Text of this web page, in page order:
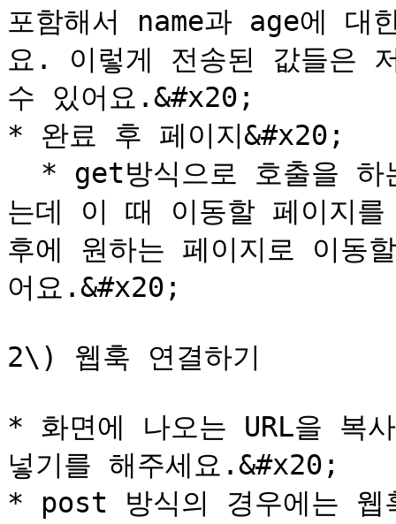
포함해서 name과 age에 대
요. 이렇게 전송된 값들은
수 있어요.&#x20;
* 완료 후 페이지&#x20;
는데 이 때 이동할 페이지
후에 원하는 페이지로 이동
어요.&#x20;
2\) 웹훅 연결하기
* 화면에 나오는 URL을 복
넣기를 해주세요.&#x20;
* post 방식의 경우에는 웹